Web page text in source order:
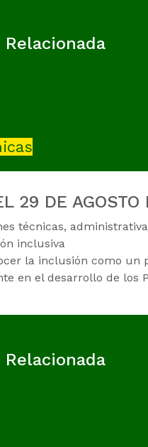
29 DE AGOSTO
técnicas,
inclusiva
la inclusión como un
en el desarrollo de los